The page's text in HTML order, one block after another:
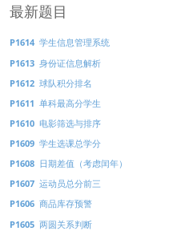
最新题目
P1614 学生信息管理系统
P1613 身份证信息解析
P1612 球队积分排名
P1611 单科最高分学生
P1610 电影筛选与排序
P1609 学生选课总学分
P1608 日期差值（考虑闰年）
P1607 运动员总分前三
P1606 商品库存预警
P1605 两圆关系判断